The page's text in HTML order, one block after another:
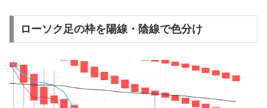
ローソク足の枠を陽線・陰線で色分け